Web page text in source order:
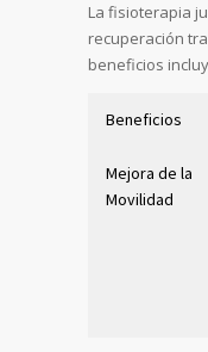
La fisioterapia
recuperación
beneficios
Beneficios
Mejora de la
Movilidad